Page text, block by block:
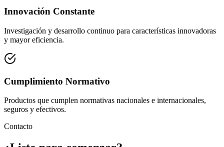
Innovación Constante
Investigación y desarrollo continuo para características innovadoras
y mayor eficiencia.
Cumplimiento Normativo
Productos que cumplen normativas nacionales e internacionales,
seguros y efectivos.
Contacto